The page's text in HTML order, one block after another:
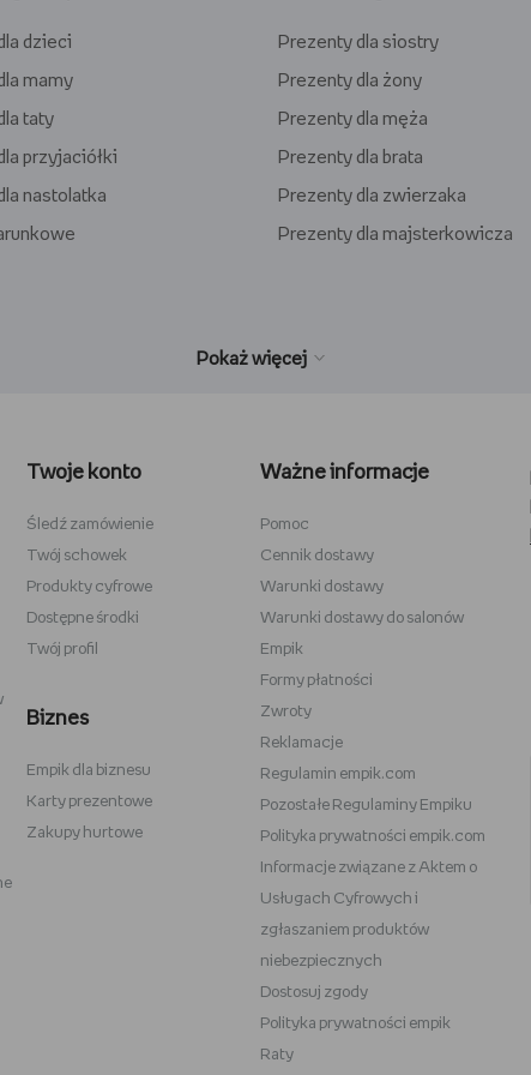
dzieci
mamy
taty
przyjaciółki
nastolatka
Prezenty dla siostry
Prezenty dla żony
Prezenty dla męża
Prezenty dla brata
Prezenty dla zwierzaka
Prezenty dla majsterkowicza
dzieci
szkicowania
Star Wars
Władca Pierścieni
Victoria's Secret
Under Armour
Baby Bjorn
Oral-B iO
Play-Doh
Twoje konto
Śledź zamówienie
Twój schowek
Produkty cyfrowe
Dostępne środki
Twój profil
Biznes
Empik dla biznesu
Karty prezentowe
Zakupy hurtowe
Ważne informacje
Pomoc
Cennik dostawy
Warunki dostawy
Warunki dostawy do salonów
Empik
Formy płatności
Zwroty
Reklamacje
Regulamin empik.com
Pozostałe Regulaminy Empiku
Polityka prywatności empik.com
Informacje związane z Aktem o
Usługach Cyfrowych i
zgłaszaniem produktów
niebezpiecznych
Dostosuj zgody
Polityka prywatności empik
Raty